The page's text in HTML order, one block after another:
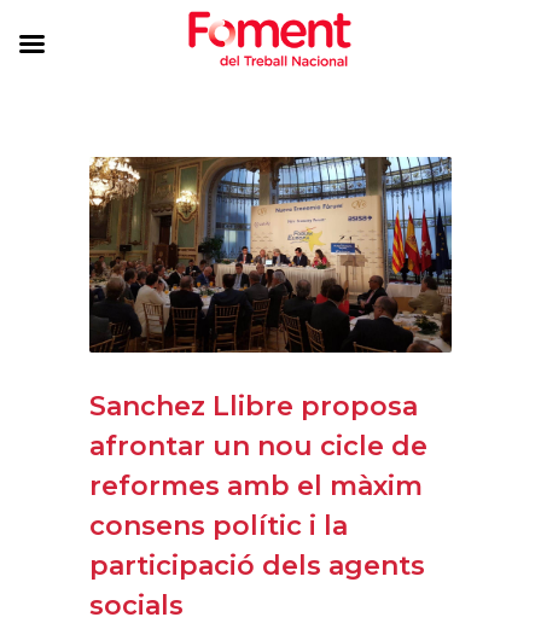
Sanchez Llibre proposa
afrontar un nou cicle de
reformes amb el màxim
consens polític i la
participació dels agents
socials